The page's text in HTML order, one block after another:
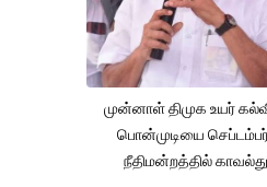
முன்னாள் திமுக உயர்
பொன்முடியை
நீதிமன்றத்தில்